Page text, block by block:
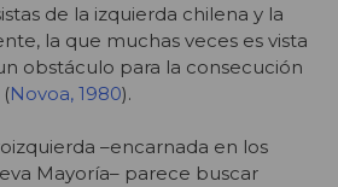
de la izquierda chilena y la
la que muchas veces es vista
obstáculo para la consecución
Novoa, 1980).
–encarnada en los
Mayoría– parece buscar